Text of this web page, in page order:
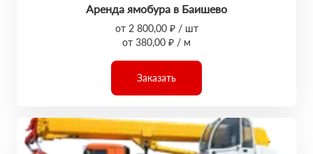
Аренда ямобура в Баишево
от 2 800,00 ₽ / шт
от 380,00 ₽ / м
Заказать